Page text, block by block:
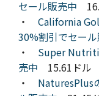
セール販売中
・ California
30%割引でセー
・ Super
売中 15.61ドル
・ NaturesPlus